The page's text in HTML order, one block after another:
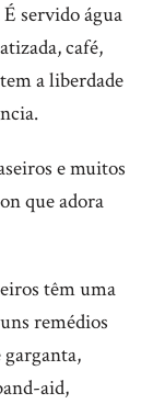
servido água
café,
a liberdade
e muitos
que adora
têm uma
remédios
garganta,
aid,